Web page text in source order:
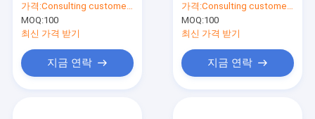
기
가격:Consulting customer service
MOQ:100
최신 가격 받기
지금 연락
가격:Consulting customer service
MOQ:100
최신 가격 받기
지금 연락